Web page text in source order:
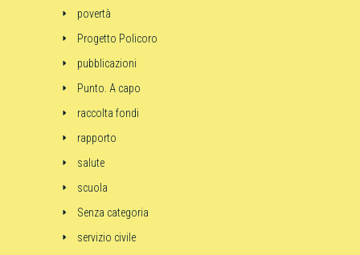
povertà
Progetto Policoro
pubblicazioni
Punto. A capo
raccolta fondi
rapporto
salute
scuola
Senza categoria
servizio civile